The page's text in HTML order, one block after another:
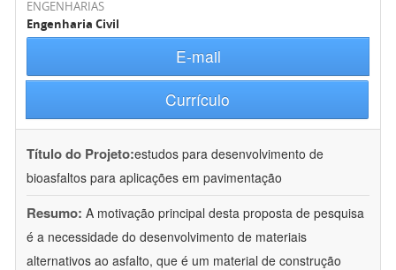
ENGENHARIAS
Engenharia Civil
E-mail
Currículo
Título do Projeto:estudos para desenvolvimento de
bioasfaltos para aplicações em pavimentação
Resumo: A motivação principal desta proposta de pesquisa
é a necessidade do desenvolvimento de materiais
alternativos ao asfalto, que é um material de construção